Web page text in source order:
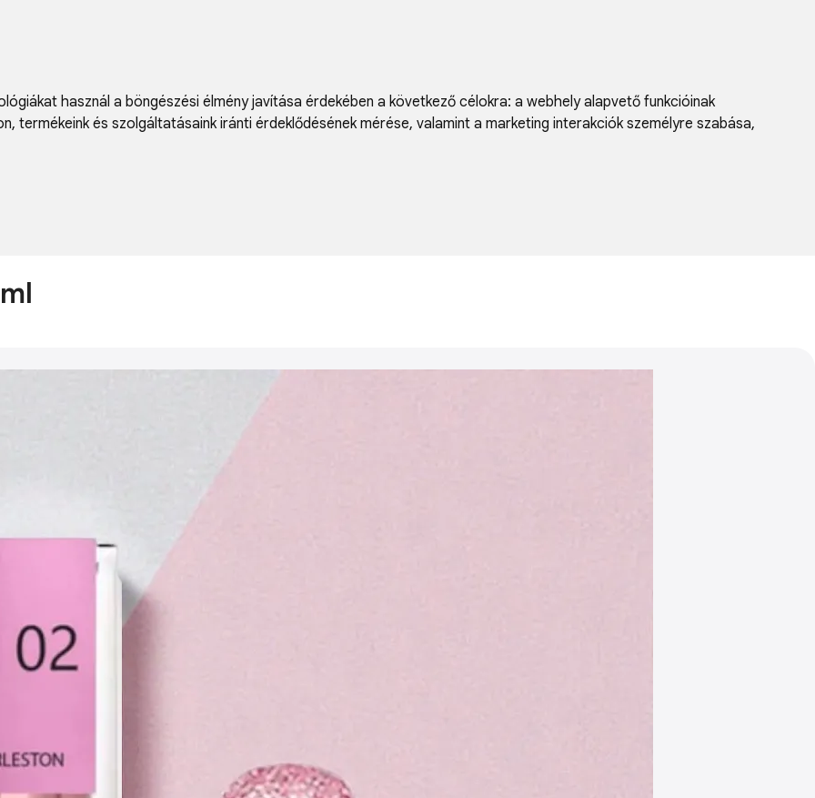
használ a böngészési élmény javítása érdekében a következő célokra: a webhely alapvető funkcióinak
, termékeink és szolgáltatásaink iránti érdeklődésének mérése, valamint a marketing interakciók személyre szabása,